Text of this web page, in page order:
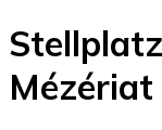
Mézériat